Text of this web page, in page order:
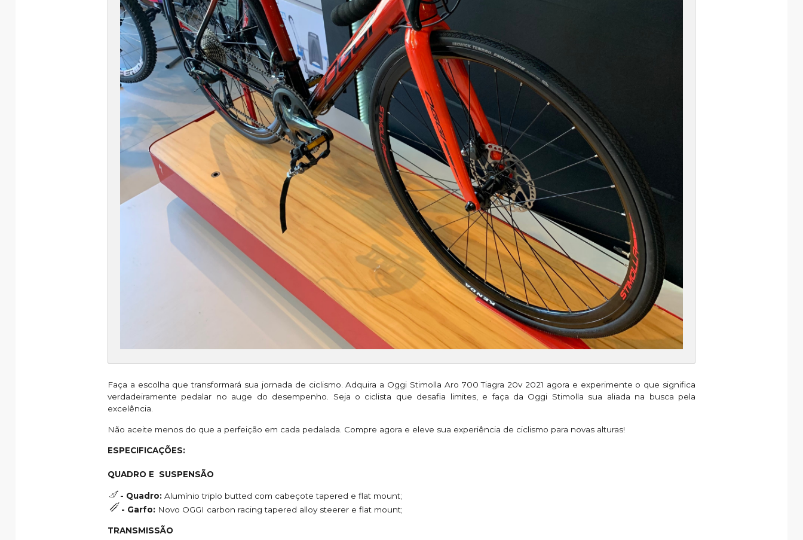
Faça a escolha que transformará sua jornada de ciclismo. Adquira a Oggi Stimolla Aro 700 Tiagra 20v 2021 agora e experimente o que significa
verdadeiramente pedalar no auge do desempenho. Seja o ciclista que desafia limites, e faça da Oggi Stimolla sua aliada na busca pela
excelência.
Não aceite menos do que a perfeição em cada pedalada. Compre agora e eleve sua experiência de ciclismo para novas alturas!
ESPECIFICAÇÕES:
QUADRO E SUSPENSÃO
- Quadro: Alumínio triplo butted com cabeçote tapered e flat mount;
- Garfo: Novo OGGI carbon racing tapered alloy steerer e flat mount;
TRANSMISSÃO